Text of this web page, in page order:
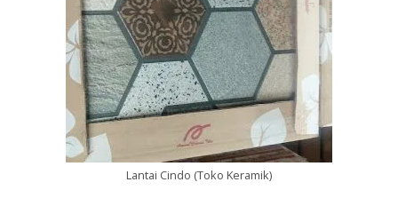
Lantai Cindo (Toko Keramik)